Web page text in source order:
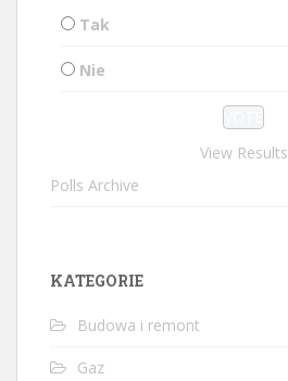
Tak
Nie
View Results
Polls Archive
KATEGORIE
Budowa i remont
Gaz